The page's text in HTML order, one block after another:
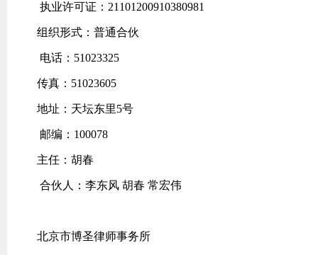
执业许可证：21101200910380981
组织形式：普通合伙
电话：51023325
传真：51023605
地址：天坛东里5号
邮编：100078
主任：胡春
合伙人：李东风 胡春 常宏伟
北京市博圣律师事务所